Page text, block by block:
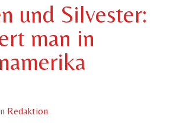
und Silvester:
man in
Redaktion